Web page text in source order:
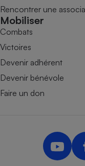
Rencontrer une
Mobiliser
Combats
Victoires
Devenir adhérent
Devenir bénévole
Faire un don